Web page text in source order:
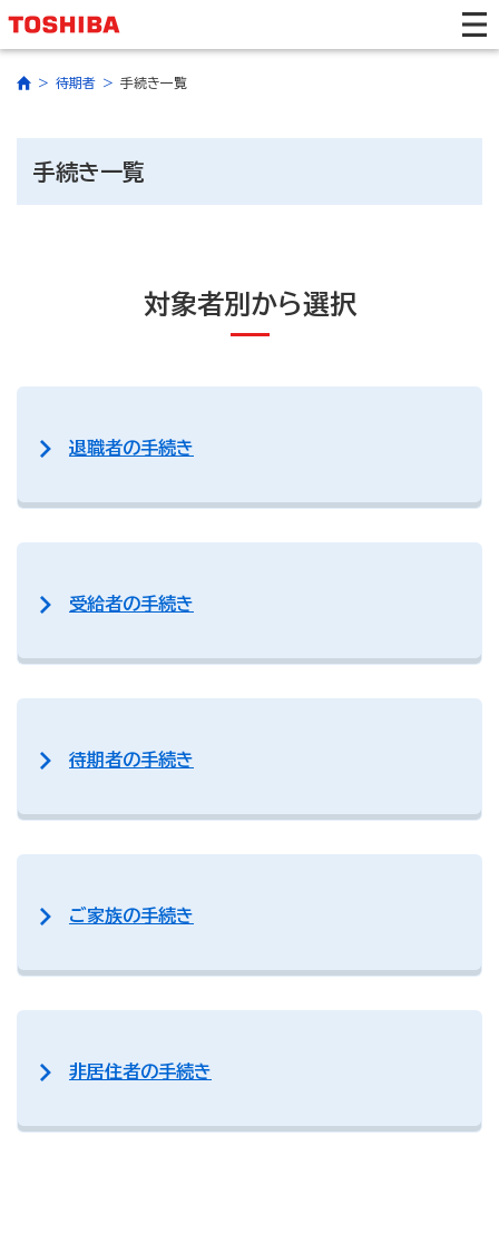
待期者 手続き一覧
手続き一覧
対象者別から選択
退職者の手続き
受給者の手続き
待期者の手続き
ご家族の手続き
非居住者の手続き